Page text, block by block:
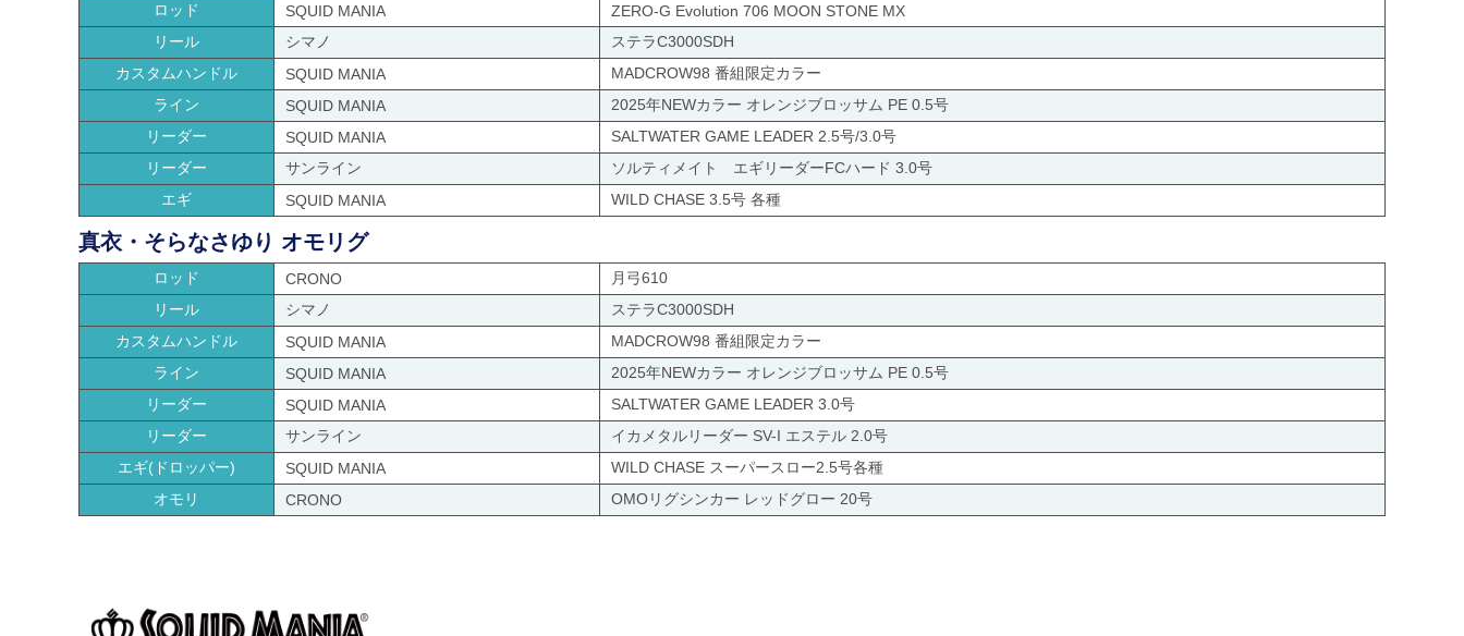
ロッド SQUID MANIA
ZERO-G Evolution 706 MOON STONE MX
リール
シマノ
ステラC3000SDH
カスタムハンドル
SQUID MANIA
MADCROW98 番組限定カラー
ライン
SQUID MANIA
2025年NEWカラー オレンジブロッサム PE 0.5号
リーダー
SQUID MANIA
SALTWATER GAME LEADER 2.5号/3.0号
リーダー
サンライン
ソルティメイト エギリーダーFCハード 3.0号
エギ
SQUID MANIA WILD CHASE 3.5号 各種
真衣・そらなさゆり オモリグ
ロッド CRONO
月弓610
リール
シマノ
ステラC3000SDH
カスタムハンドル
SQUID MANIA
MADCROW98 番組限定カラー
ライン
SQUID MANIA
2025年NEWカラー オレンジブロッサム PE 0.5号
リーダー
SQUID MANIA
SALTWATER GAME LEADER 3.0号
リーダー
サンライン
イカメタルリーダー SV-I エステル 2.0号
エギ(ドロッパー)
SQUID MANIA
WILD CHASE スーパースロー2.5号各種
オモリ
CRONO OMOリグシンカー レッドグロー 20号